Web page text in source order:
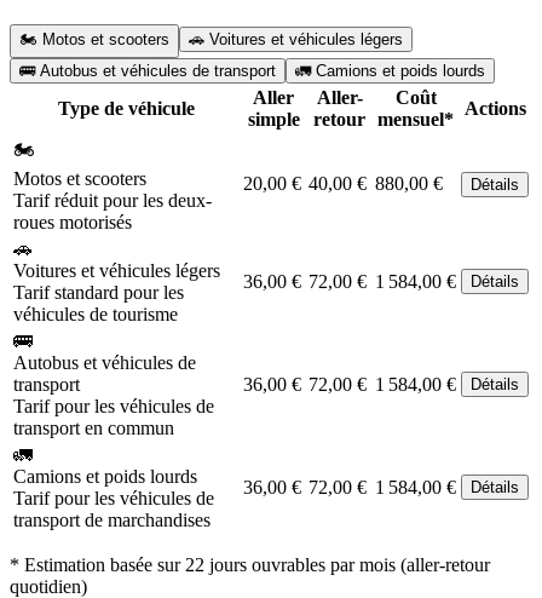
🏍️ Motos et scooters
🚗 Voitures et véhicules légers
🚌 Autobus et véhicules de transport
🚛 Camions et poids lourds
Type de véhicule
Aller
simple
Aller-
retour
Coût
mensuel*
Actions
🏍️
Motos et scooters
Tarif réduit pour les deux-
roues motorisés
20,00 € 40,00 € 880,00 € Détails
🚗
Voitures et véhicules légers
Tarif standard pour les
véhicules de tourisme
36,00 € 72,00 € 1 584,00 € Détails
🚌
Autobus et véhicules de
transport
Tarif pour les véhicules de
transport en commun
36,00 € 72,00 € 1 584,00 € Détails
🚛
Camions et poids lourds
Tarif pour les véhicules de
transport de marchandises
36,00 € 72,00 € 1 584,00 € Détails
* Estimation basée sur 22 jours ouvrables par mois (aller-retour
quotidien)